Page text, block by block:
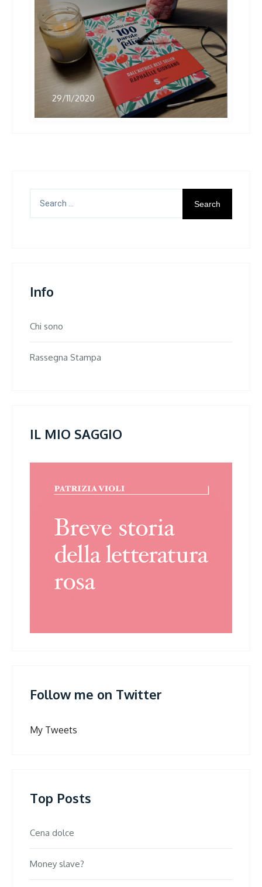
29/11/2020
for:
Info
Chi sono
Rassegna Stampa
IL MIO SAGGIO
Follow me on Twitter
My Tweets
Top Posts
Cena dolce
Money slave?